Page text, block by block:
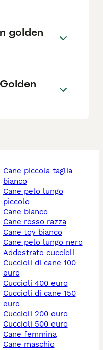
golden
cane piccola taglia
bianco
cane pelo lungo
piccolo
cane bianco
cane rosso razza
cane toy bianco
cane pelo lungo nero
addestrato cuccioli
cuccioli di cane 100
euro
cuccioli 400 euro
cuccioli di cane 150
euro
cuccioli 200 euro
cuccioli 500 euro
cane femmina
cane maschio